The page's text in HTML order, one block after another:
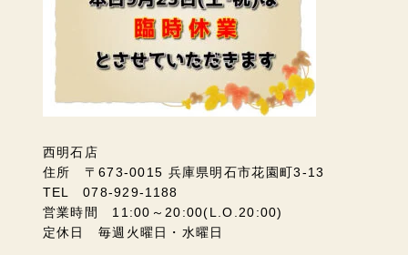
西明石店
住所 〒673-0015 兵庫県明石市花園町3-13
TEL 078-929-1188
営業時間 11:00～20:00(L.O.20:00)
定休日 毎週火曜日・水曜日